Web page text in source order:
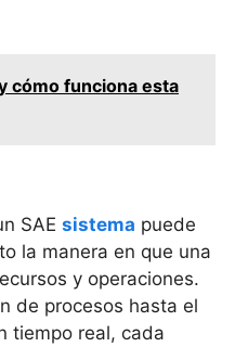
cómo funciona esta
SAE sistema puede
la manera en que una
y operaciones.
de procesos hasta el
tiempo real, cada